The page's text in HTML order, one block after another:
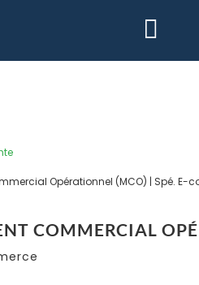
Opérationnel (MCO) | Spé. E-
COMMERCIAL